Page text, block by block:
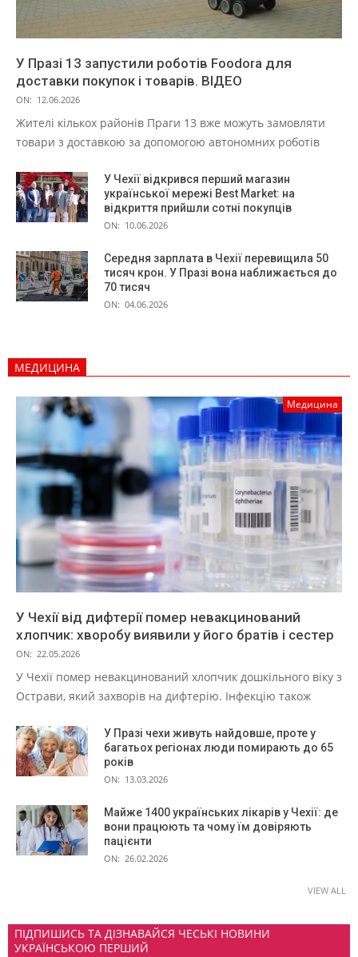
У Празі 13 запустили роботів Foodora для
доставки покупок і товарів. ВІДЕО
ON: 12.06.2026
Жителі кількох районів Праги 13 вже можуть замовляти
товари з доставкою за допомогою автономних роботів
У Чехії відкрився перший магазин
української мережі Best Market: на
відкриття прийшли сотні покупців
ON: 10.06.2026
Середня зарплата в Чехії перевищила 50
тисяч крон. У Празі вона наближається до
70 тисяч
ON: 04.06.2026
МЕДИЦИНА
Медицина
У Чехії від дифтерії помер невакцинований
хлопчик: хворобу виявили у його братів і сестер
ON: 22.05.2026
У Чехії помер невакцинований хлопчик дошкільного віку з
Острави, який захворів на дифтерію. Інфекцію також
У Празі чехи живуть найдовше, проте у
багатьох регіонах люди помирають до 65
років
ON: 13.03.2026
Майже 1400 українських лікарів у Чехії: де
вони працюють та чому їм довіряють
пацієнти
ON: 26.02.2026
VIEW ALL
ПІДПИШИСЬ ТА ДІЗНАВАЙСЯ ЧЕСЬКІ НОВИНИ
УКРАЇНСЬКОЮ ПЕРШИЙ